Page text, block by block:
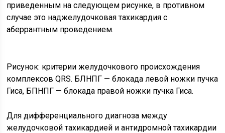
приведенным на следующем рисунке, в противном
случае это наджелудочковая тахикардия с
аберрантным проведением.
Рисунок: критерии желудочкового происхождения
комплексов QRS. БЛНПГ — блокада левой ножки пучка
Гиса, БПНПГ — блокада правой ножки пучка Гиса.
Для дифференциального диагноза между
желудочковой тахикардией и антидромной тахикардии